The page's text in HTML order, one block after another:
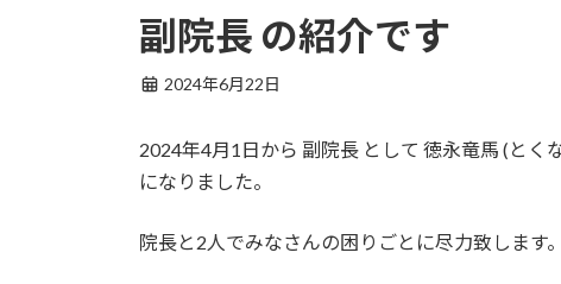
副院長 の紹介です
2024年6月22日
2024年4月1日から 副院長 として 徳永竜馬 (とく
になりました。
院長と2人でみなさんの困りごとに尽力致します。